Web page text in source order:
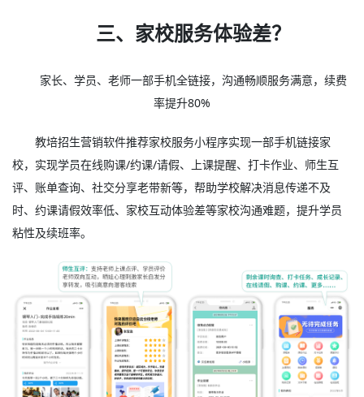
三、家校服务体验差？
家长、学员、老师一部手机全链接，沟通畅顺服务满意，续费
率提升80%
教培招生营销软件推荐家校服务小程序实现一部手机链接家
校，实现学员在线购课/约课/请假、上课提醒、打卡作业、师生互
评、账单查询、社交分享老带新等，帮助学校解决消息传递不及
时、约课请假效率低、家校互动体验差等家校沟通难题，提升学员
粘性及续班率。